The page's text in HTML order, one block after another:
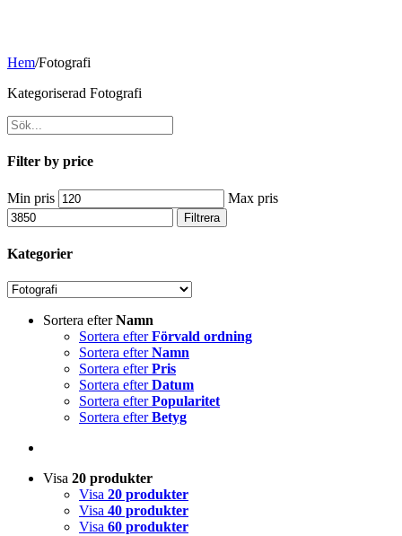
Hem/Fotografi
Kategoriserad Fotografi
Filter by price
Min pris Max pris
Filtrera
Kategorier
Sortera efterNamn
Sortera efterFörvald ordning
Sortera efterNamn
Sortera efterPris
Sortera efterDatum
Sortera efterPopularitet
Sortera efterBetyg
Visa 20 produkter
Visa 20 produkter
Visa 40 produkter
Visa 60 produkter